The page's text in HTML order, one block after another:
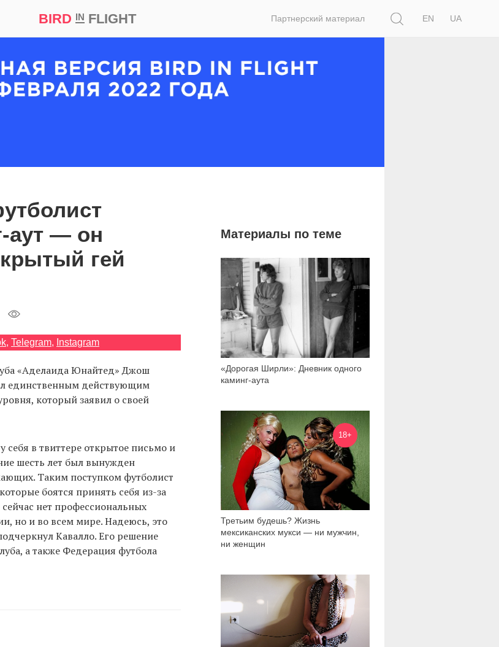
BIRD INFLIGHT Партнерский материал
EN
UA
аут — он
гей
, Telegram, Instagram
«Аделаида Юнайтед» Джош
единственным действующим
который заявил о своей
себя в твиттере открытое письмо и
шесть лет был вынужден
Таким поступком футболист
боятся принять себя из-за
нет профессиональных
но и во всем мире. Надеюсь, это
Кавалло. Его решение
а также Федерация футбола
Материалы по теме
«Дорогая Ширли»: Дневник одного
каминг-аута
8 929
18+
Третьим будешь? Жизнь
мексиканских мукси — ни мужчин,
ни женщин
53 861